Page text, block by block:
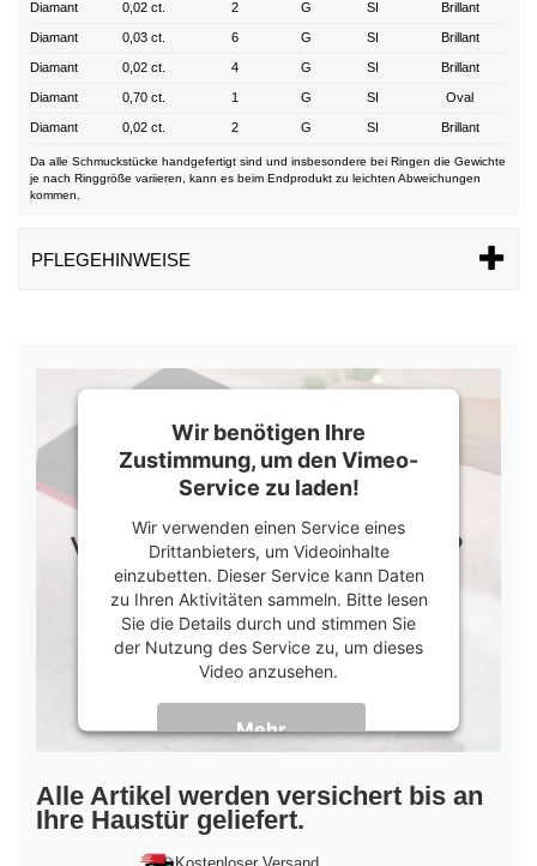
Diamant
0,02 ct. 2 G SI Brillant
Diamant 0,03 ct. 6 G SI Brillant
Diamant 0,02 ct. 4 G SI Brillant
Diamant 0,70 ct. 1 G SI Oval
Diamant 0,02 ct. 2 G SI Brillant
Da alle Schmuckstücke handgefertigt sind und insbesondere bei Ringen die Gewichte
je nach Ringgröße variieren, kann es beim Endprodukt zu leichten Abweichungen
kommen.
PFLEGEHINWEISE
Wir benötigen Ihre
Zustimmung, um den Vimeo-
Service zu laden!
Wir verwenden einen Service eines
Drittanbieters, um Videoinhalte
einzubetten. Dieser Service kann Daten
zu Ihren Aktivitäten sammeln. Bitte lesen
Sie die Details durch und stimmen Sie
der Nutzung des Service zu, um dieses
Video anzusehen.
Mehr
Informationen
Akzeptieren
powered byUsercentrics Consent
Management Platform&Trusted Shops
Alle Artikel werden versichert bis an
Ihre Haustür geliefert.